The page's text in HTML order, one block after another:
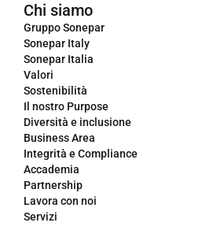
Chi siamo
Gruppo Sonepar
Sonepar Italy
Sonepar Italia
Valori
Sostenibilità
Il nostro Purpose
Diversità e inclusione
Business Area
Integrità e Compliance
Accademia
Partnership
Lavora con noi
Servizi